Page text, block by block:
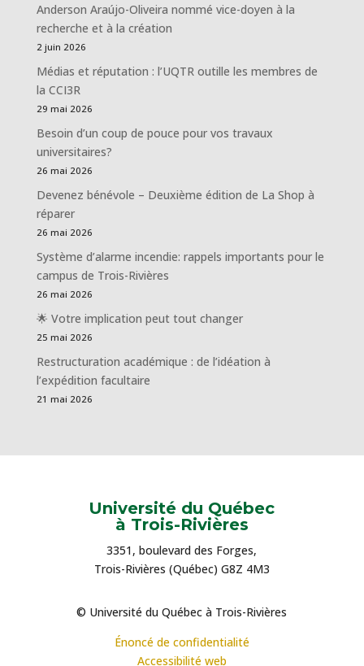
Anderson Araújo-Oliveira nommé vice-doyen à la
recherche et à la création
2 juin 2026
Médias et réputation : l’UQTR outille les membres de
la CCI3R
29 mai 2026
Besoin d’un coup de pouce pour vos travaux
universitaires?
26 mai 2026
Devenez bénévole – Deuxième édition de La Shop à
réparer
26 mai 2026
Système d’alarme incendie: rappels importants pour le
campus de Trois-Rivières
26 mai 2026
🌟 Votre implication peut tout changer
25 mai 2026
Restructuration académique : de l’idéation à
l’expédition facultaire
21 mai 2026
Université du Québec
à Trois-Rivières
3351, boulevard des Forges,
Trois-Rivières (Québec) G8Z 4M3
© Université du Québec à Trois-Rivières
Énoncé de confidentialité
Accessibilité web